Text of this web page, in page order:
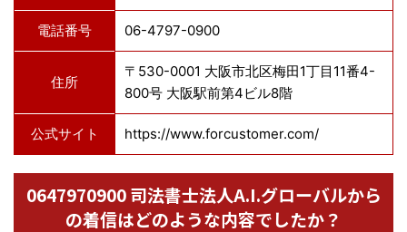
電話番号 06-4797-0900
住所
〒530-0001 大阪市北区梅田1丁目11番4-
800号 大阪駅前第4ビル8階
公式サイト https://www.forcustomer.com/
0647970900 司法書士法人A.I.グローバルから
の着信はどのような内容でしたか？